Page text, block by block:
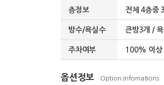
층정보 전체 4층중
방수/욕실수 큰방3개 /
주차여부 100% 이상
옵션정보 Option Infomations